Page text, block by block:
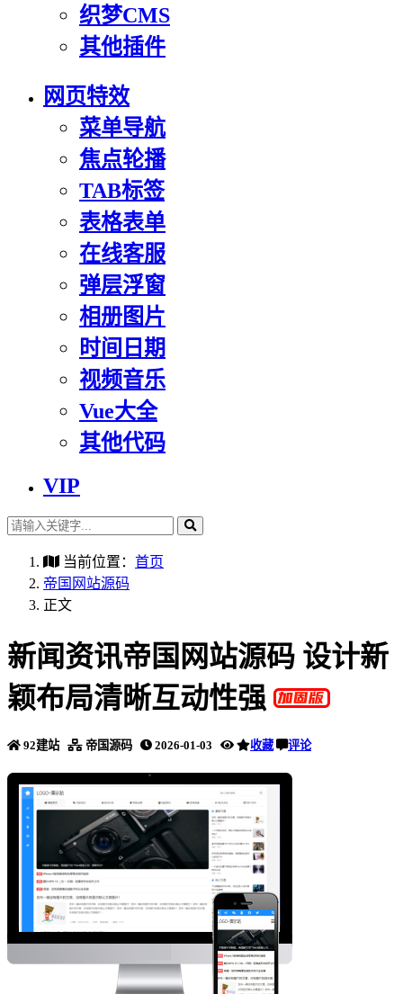
织梦CMS
其他插件
网页特效
菜单导航
焦点轮播
TAB标签
表格表单
在线客服
弹层浮窗
相册图片
时间日期
视频音乐
Vue大全
其他代码
VIP
当前位置： 首页
帝国网站源码
正文
新闻资讯帝国网站源码 设计新
颖布局清晰互动性强
92建站 帝国源码 2026-01-03 收藏 评论